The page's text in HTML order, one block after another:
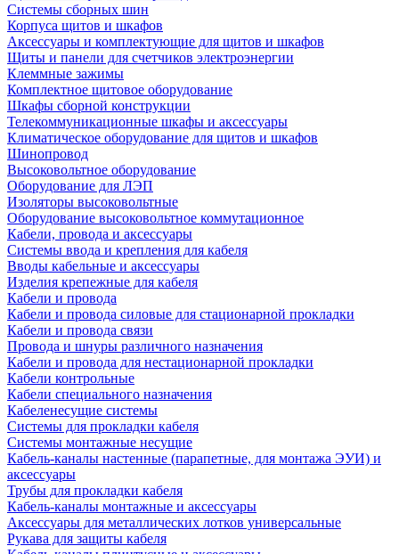
Системы сборных шин
Корпуса щитов и шкафов
Аксессуары и комплектующие для щитов и шкафов
Щиты и панели для счетчиков электроэнергии
Клеммные зажимы
Комплектное щитовое оборудование
Шкафы сборной конструкции
Телекоммуникационные шкафы и аксессуары
Климатическое оборудование для щитов и шкафов
Шинопровод
Высоковольтное оборудование
Оборудование для ЛЭП
Изоляторы высоковольтные
Оборудование высоковольтное коммутационное
Кабели, провода и аксессуары
Системы ввода и крепления для кабеля
Вводы кабельные и аксессуары
Изделия крепежные для кабеля
Кабели и провода
Кабели и провода силовые для стационарной прокладки
Кабели и провода связи
Провода и шнуры различного назначения
Кабели и провода для нестационарной прокладки
Кабели контрольные
Кабели специального назначения
Кабеленесущие системы
Системы для прокладки кабеля
Системы монтажные несущие
Кабель-каналы настенные (парапетные, для монтажа ЭУИ) и
аксессуары
Трубы для прокладки кабеля
Кабель-каналы монтажные и аксессуары
Аксессуары для металлических лотков универсальные
Рукава для защиты кабеля